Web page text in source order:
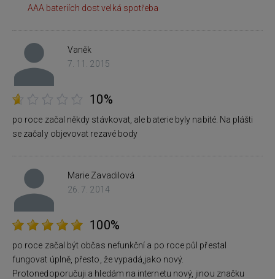
AAA bateriích dost velká spotřeba
Vaněk
7. 11. 2015
10%
po roce začal někdy stávkovat, ale baterie byly nabité. Na plášti
se začaly objevovat rezavé body
Marie Zavadilová
26. 7. 2014
100%
po roce začal být občas nefunkční a po roce půl přestal
fungovat úplně, přesto, že vypadá,jako nový.
Protonedoporučuji a hledám na internetu nový, jinou značku